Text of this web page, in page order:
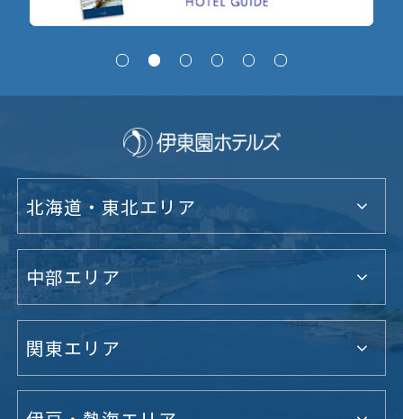
北海道・東北エリア
中部エリア
関東エリア